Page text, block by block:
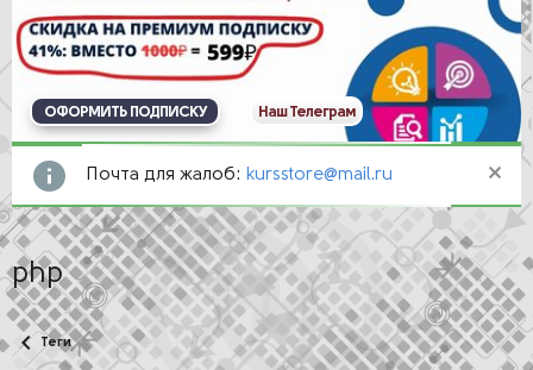
ОФОРМИТЬ ПОДПИСКУ Наш Телеграм
Почта для жалоб: kursstore@mail.ru
php
Теги